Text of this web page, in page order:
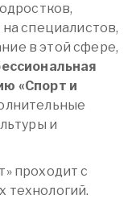
специалистов,
в этой сфере,
«Спорт и
и
проходит с
технологий.